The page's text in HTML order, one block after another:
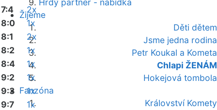
Hrdý partner - nabídka
Žijeme
Děti dětem
Jsme jedna rodina
Petr Koukal a Kometa
Chlapi ŽENÁM
Hokejová tombola
Fanzóna
Království Komety
7:4
2x
8:0
1x
8:1
2x
8:2
1x
8:4
1x
9:2
1x
9:3
1x
9:7
1x